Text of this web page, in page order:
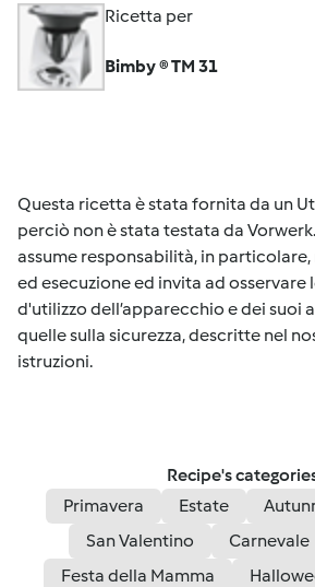
Ricetta per
Bimby ® TM 31
Questa ricetta è stata fornita da un
perciò non è stata testata da
assume responsabilità, in
ed esecuzione ed invita ad osservare
d'utilizzo dell’apparecchio e dei suoi
quelle sulla sicurezza, descritte nel
istruzioni.
Recipe's
Primavera
Estate
San Valentino
Carnevale
Festa della Mamma